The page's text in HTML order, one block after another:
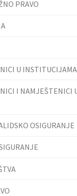
PRAVO
U
I NAMJEŠTENICI
OSIGURANJE